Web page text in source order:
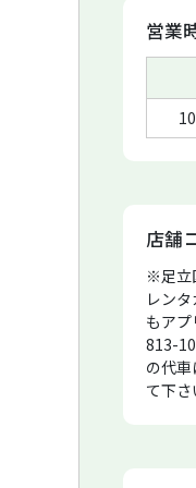
営業
店舗
※足立
レン
もア
813-
の代
て下